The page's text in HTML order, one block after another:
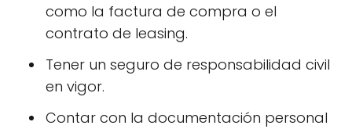
como la factura de compra o el
contrato de leasing.
Tener un seguro de responsabilidad civil
en vigor.
Contar con la documentación personal